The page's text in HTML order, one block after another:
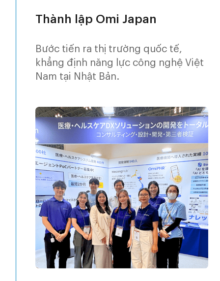
Thành lập Omi Japan
Bước tiến ra thị trường quốc tế,
khẳng định năng lực công nghệ Việt
Nam tại Nhật Bản.